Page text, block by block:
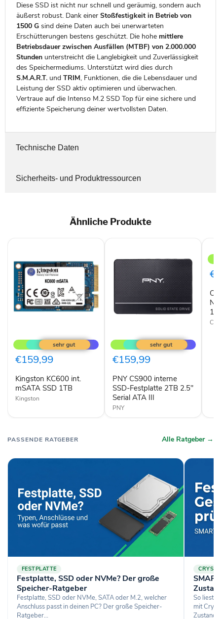
Diese SSD ist nicht nur schnell und geräumig, sondern auch
äußerst robust. Dank einer Stoßfestigkeit in Betrieb von
1500 Gsind deine Daten auch bei unerwarteten
Erschütterungen bestens geschützt. Die hohe mittlere
Betriebsdauer zwischen Ausfällen (MTBF) von 2.000.000
Stundenunterstreicht die Langlebigkeit und Zuverlässigkeit
des Speichermediums. Unterstützt wird dies durch
S.M.A.R.T.und TRIM, Funktionen, die die Lebensdauer und
Leistung der SSD aktiv optimieren und überwachen.
Vertraue auf die Intenso M.2 SSD Top für eine sichere und
effiziente Speicherung deiner wertvollsten Daten.
Technische Daten
Sicherheits- und Produktressourcen
Ähnliche Produkte
KC600
int.
mSATA
SSD
€159,99
Kingston KC600 int.
mSATA SSD 1TB
Kingston
CS900
interne
SSD-
Festplatte
2.5"
Serial
ATA
III
€159,99
PNY CS900 interne
SSD-Festplatte 2TB 2.5"
Serial ATA III
PNY
int.
M.2
SSD
1TB
mit
PASSENDE RATGEBER Alle Ratgeber →
FESTPLATTE
Festplatte, SSD oder NVMe? Der große
Speicher-Ratgeber
Festplatte, SSD oder NVMe, SATA oder M.2, welcher
Anschluss passt in deinen PC? Der große Speicher-
Ratgeber...
So liest
mit